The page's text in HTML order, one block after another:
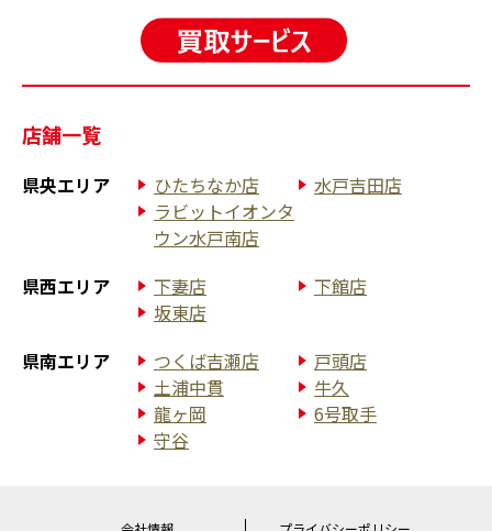
店舗一覧
県央エリア ひたちなか店
水戸吉田店
ラビットイオンタ
ウン水戸南店
県西エリア
下妻店
下館店
坂東店
県南エリア
つくば吉瀬店
戸頭店
土浦中貫
牛久
龍ヶ岡
6号取手
守谷